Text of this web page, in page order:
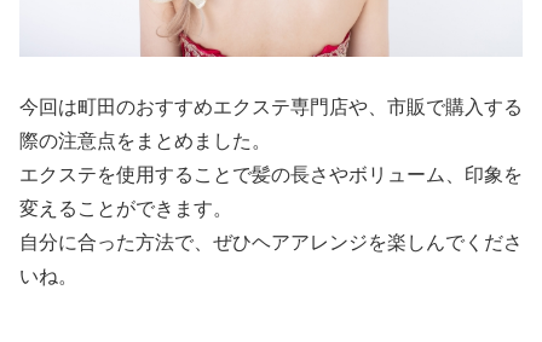
今回は町田のおすすめエクステ専門店や、市販で購入する
際の注意点をまとめました。
エクステを使用することで髪の長さやボリューム、印象を
変えることができます。
自分に合った方法で、ぜひヘアアレンジを楽しんでくださ
いね。